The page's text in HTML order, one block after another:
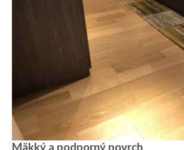
Mäkký a podporný povrch